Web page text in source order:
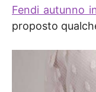
Fendi autunno
proposto